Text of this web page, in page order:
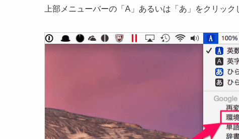
上部メニューバーの「A」あるいは「あ」をクリック